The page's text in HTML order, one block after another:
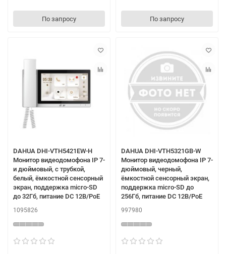
По запросу По запросу
DAHUA DHI-VTH5421EW-H
Монитор видеодомофона IP 7-
и дюймовый, с трубкой,
белый, ёмкостной сенсорный
экран, поддержка micro-SD
до 32Гб, питание DC 12В/PoE
1095826
DAHUA DHI-VTH5321GB-W
Монитор видеодомофона IP 7-
дюймовый, черный,
ёмкостной сенсорный экран,
поддержка micro-SD до
256Гб, питание DC 12В/PoE
997980